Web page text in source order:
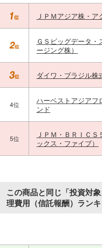
ＪＰＭアジア株・
ＧＳビッグデータ
ージング株）
ダイワ・ブラジル株
4位
ハーベストアジアフ
ンド
5位
ＪＰＭ・ＢＲＩＣＳ
ックス・ファイブ）
この商品と同じ「投資対
理費用（信託報酬）ラン